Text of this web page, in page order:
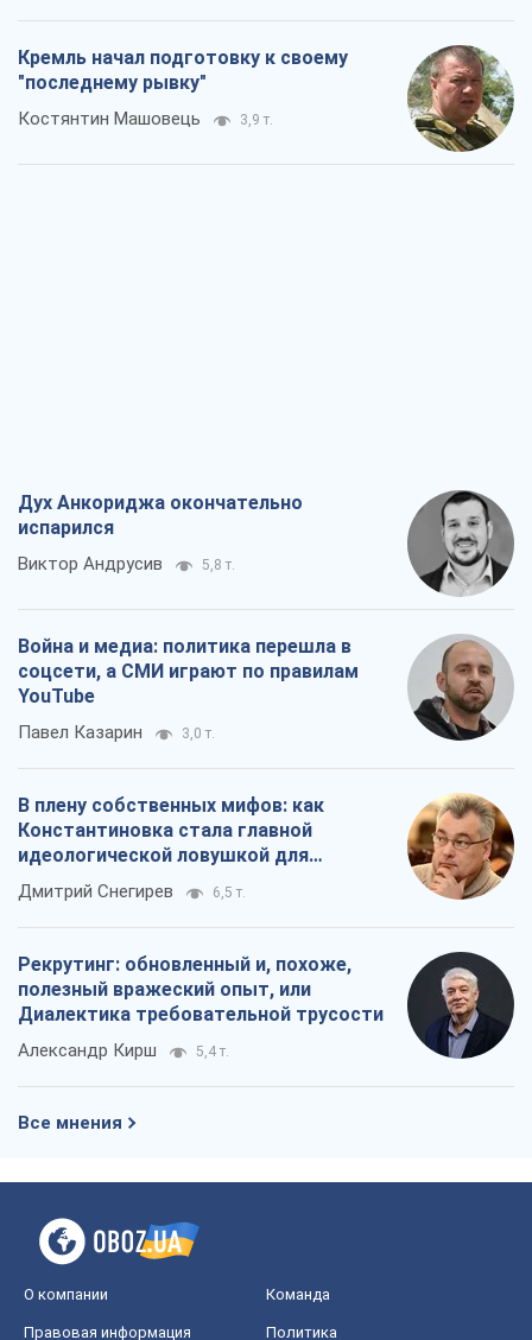
Кремль начал подготовку к своему
"последнему рывку"
Костянтин Машовець 3,9 т.
Дух Анкориджа окончательно
испарился
Виктор Андрусив 5,8 т.
Война и медиа: политика перешла в
соцсети, а СМИ играют по правилам
YouTube
Павел Казарин 3,0 т.
В плену собственных мифов: как
Константиновка стала главной
идеологической ловушкой для
российских оккупантов
Дмитрий Снегирев 6,5 т.
Рекрутинг: обновленный и, похоже,
полезный вражеский опыт, или
Диалектика требовательной трусости
Александр Кирш 5,4 т.
Все мнения
О компании Команда
Правовая информация
Политика